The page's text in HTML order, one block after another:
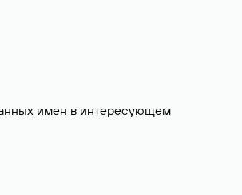
имен в интересующем